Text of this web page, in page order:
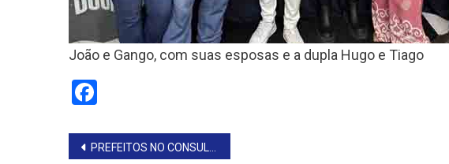
João e Gango, com suas esposas e a dupla Hugo e Tiago
Navegação
PREFEITOS NO CONSULADO DA ITÁLIA